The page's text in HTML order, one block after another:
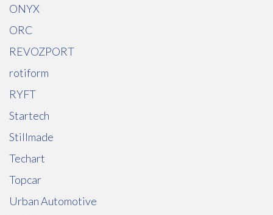
ONYX
ORC
REVOZPORT
rotiform
RYFT
Startech
Stillmade
Techart
Topcar
Urban Automotive